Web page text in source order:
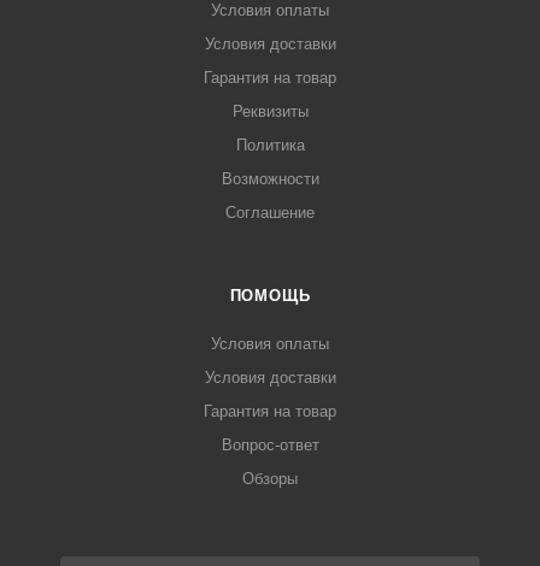
Условия оплаты
Условия доставки
Гарантия на товар
Реквизиты
Политика
Возможности
Соглашение
ПОМОЩЬ
Условия оплаты
Условия доставки
Гарантия на товар
Вопрос-ответ
Обзоры